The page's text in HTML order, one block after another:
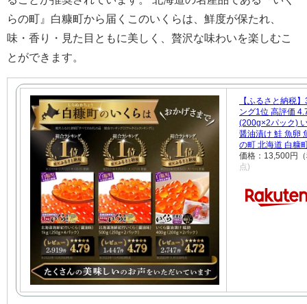
らの町』白糠町から届くこのいくらは、鮮度が保たれ、
味・香り・見た目ともに美しく、贅沢な味わいを楽しむこ
とができます。
【ふるさと納税
ング1位 高評価
(200g×2パック)
醤油漬け 鮭 魚卵
の町 北海道 白糠
価格：13,500円
点)